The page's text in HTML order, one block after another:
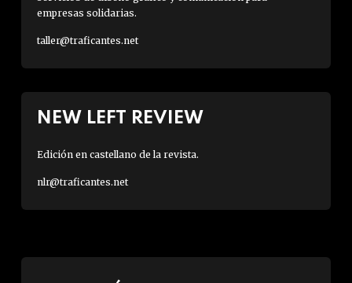
empresas solidarias.
taller@traficantes.net
NEW LEFT REVIEW
Edición en castellano de la revista.
nlr@traficantes.net